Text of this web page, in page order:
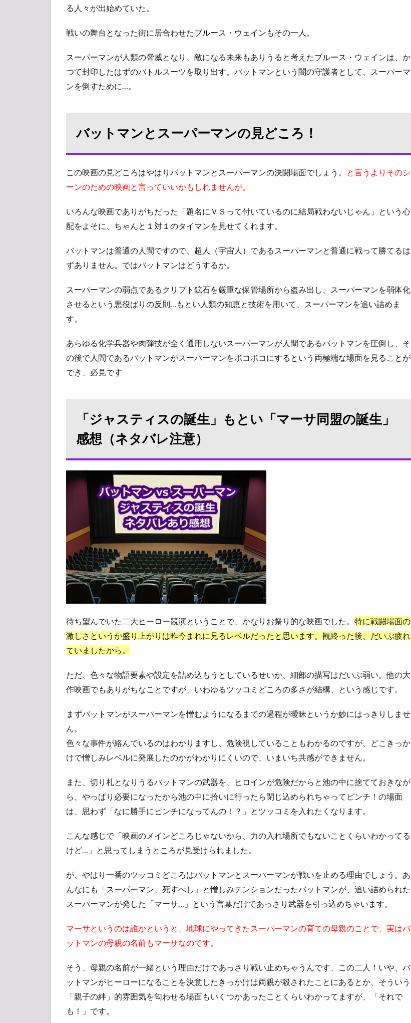
スー
の見
ろ！
3
「ジ
誕
生」
「マ
同盟
生」
感想
レ注
意）
編・シ
リーズ
5
みん
感
る人々が出始めていた。
戦いの舞台となった街に居合わせたブルース・ウェインもその一人。
スーパーマンが人類の脅威となり、敵になる未来もありうると考えたブルース・ウェインは、か
つて封印したはずのバトルスーツを取り出す。バットマンという闇の守護者として、スーパーマ
ンを倒すために…。
バットマンとスーパーマンの見どころ！
この映画の見どころはやはりバットマンとスーパーマンの決闘場面でしょう。
と言うよりそのシ
ーンのための映画と言っていいかもしれませんが。
いろんな映画でありがちだった「題名にＶＳって付いているのに結局戦わないじゃん」という心
配をよそに、ちゃんと１対１のタイマンを見せてくれます。
バットマンは普通の人間ですので、超人（宇宙人）であるスーパーマンと普通に戦って勝てるは
ずありません。ではバットマンはどうするか。
スーパーマンの弱点であるクリプト鉱石を厳重な保管場所から盗み出し、スーパーマンを弱体化
させるという悪役ばりの反則…もとい人類の知恵と技術を用いて、スーパーマンを追い詰めま
す。
あらゆる化学兵器や肉弾技が全く通用しないスーパーマンが人間であるバットマンを圧倒し、そ
の後で人間であるバットマンがスーパーマンをボコボコにするという両極端な場面を見ることが
でき、必見です
「ジャスティスの誕生」もとい「マーサ同盟の誕生」
感想（ネタバレ注意）
待ち望んでいた二大ヒーロー競演ということで、かなりお祭り的な映画でした。 特に戦闘場面の
激しさというか盛り上がりは昨今まれに見るレベルだったと思います。観終った後、だいぶ疲れ
ていましたから。
ただ、色々な物語要素や設定を詰め込もうとしているせいか、細部の描写はだいぶ弱い。他の大
作映画でもありがちなことですが、いわゆるツッコミどころの多さが結構、という感じです。
まずバットマンがスーパーマンを憎むようになるまでの過程が曖昧というか妙にはっきりしませ
ん。
色々な事件が絡んでいるのはわかりますし、危険視していることもわかるのですが、どこきっか
けで憎しみレベルに発展したのかがわかりにくいので、いまいち共感ができません。
また、切り札となりうるバットマンの武器を、ヒロインが危険だからと池の中に捨てておきなが
ら、やっぱり必要になったから池の中に拾いに行ったら閉じ込められちゃってピンチ！の場面
は、思わず「なに勝手にピンチになってんの！？」とツッコミを入れたくなります。
こんな感じで「映画のメインどころじゃないから、力の入れ場所でもないことくらいわかってる
けど…」と思ってしまうところが見受けられました。
が、やはり一番のツッコミどころはバットマンとスーパーマンが戦いを止める理由でしょう。あ
んなにも「スーパーマン、死すべし」と憎しみテンションだったバットマンが、追い詰められた
スーパーマンが発した「マーサ…」という言葉だけであっさり武器を引っ込めちゃいます。
マーサというのは誰かというと、地球にやってきたスーパーマンの育ての母親のことで、実はバ
ットマンの母親の名前もマーサなのです。
そう、母親の名前が一緒という理由だけであっさり戦い止めちゃうんです、この二人！いや、バ
ットマンがヒーローになることを決意したきっかけは両親が殺されたことにあるとか、そういう
「親子の絆」的雰囲気を匂わせる場面もいくつかあったことくらいわかってますが、「それで
も！」です。